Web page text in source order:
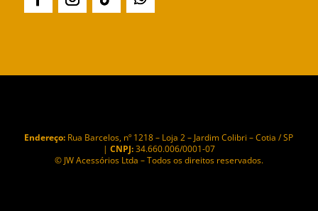
Endereço: Rua Barcelos, nº 1218 – Loja 2 – Jardim Colibri – Cotia / SP
| CNPJ:34.660.006/0001-07
© JW Acessórios Ltda – Todos os direitos reservados.